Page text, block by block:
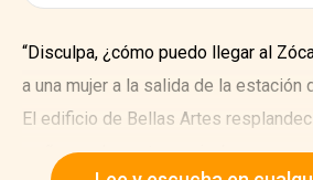
“Disculpa, ¿cómo puedo llegar al
a una mujer a la salida de la estación
El edificio de Bellas Artes
mañana, y la gente caminaba